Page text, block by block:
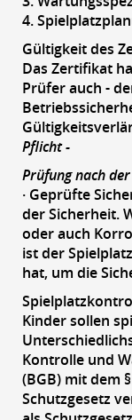
4.
Gültigkeit des
Das Zertifikat
Prüfer auch -
Pflicht -
Prüfung nach
· Geprüfte
der Sicherheit.
oder auch
ist der
hat, um die
Kinder sollen
Kontrolle und
(BGB) mit dem
Schutzgesetz